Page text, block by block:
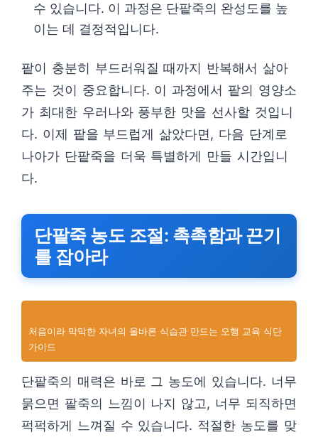
수 있습니다. 이 과정은 단팥죽의 완성도를 높
이는 데 결정적입니다.
팥이 충분히 부드러워질 때까지 반복해서 삶아
주는 것이 중요합니다. 이 과정에서 팥의 영양소
가 최대한 우러나와 풍부한 맛을 선사할 것입니
다. 이제 팥을 부드럽게 삶았다면, 다음 단계로
나아가 단팥죽을 더욱 특별하게 만들 시간입니
다.
단팥죽 농도 조절: 촉촉함과 끈기
를 잡아라
처음이라 막막한 자녀의 올바른 식습관 만드는 오행 교육 식단
가이드
단팥죽의 매력은 바로 그 농도에 있습니다. 너무
묽으면 팥죽의 느낌이 나지 않고, 너무 되직하면
퍽퍽하게 느껴질 수 있습니다. 적절한 농도를 맞